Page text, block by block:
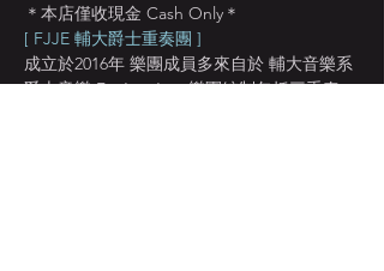
＊本店僅收現金 Cash Only＊
[ FJJE 輔大爵士重奏團 ]
成立於2016年 樂團成員多來自於 輔大音樂系
爵士音樂 Fu Jen Jazz 樂團編制包括三重奏